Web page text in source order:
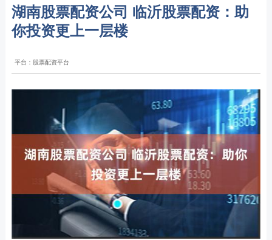
湖南股票配资公司 临沂股票配资：助
你投资更上一层楼
平台：股票配资平台